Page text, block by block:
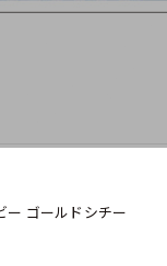
ー ゴールドシチー